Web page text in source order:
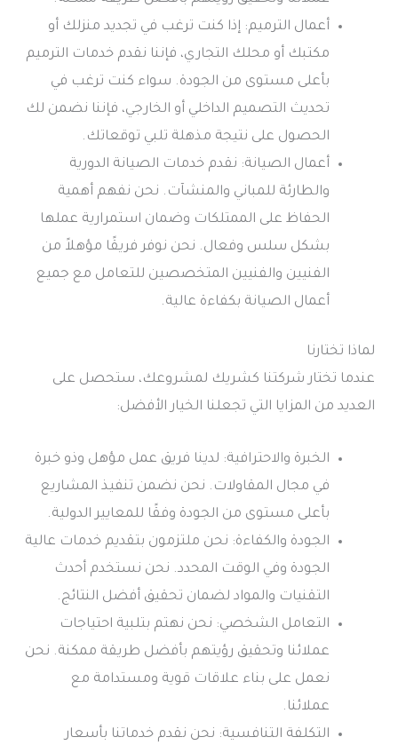
أعمال الترميم: إذا كنت ترغب في تجديد منزلك أو
مكتبك أو محلك التجاري، فإننا نقدم خدمات الترميم
بأعلى مستوى من الجودة. سواء كنت ترغب في
تحديث التصميم الداخلي أو الخارجي، فإننا نضمن لك
الحصول على نتيجة مذهلة تلبي توقعاتك.
أعمال الصيانة: نقدم خدمات الصيانة الدورية
والطارئة للمباني والمنشآت. نحن نفهم أهمية
الحفاظ على الممتلكات وضمان استمرارية عملها
بشكل سلس وفعال. نحن نوفر فريقًا مؤهلاً من
الفنيين والفنيين المتخصصين للتعامل مع جميع
أعمال الصيانة بكفاءة عالية.
لماذا تختارنا
عندما تختار شركتنا كشريك لمشروعك، ستحصل على
العديد من المزايا التي تجعلنا الخيار الأفضل:
الخبرة والاحترافية: لدينا فريق عمل مؤهل وذو خبرة
في مجال المقاولات. نحن نضمن تنفيذ المشاريع
بأعلى مستوى من الجودة وفقًا للمعايير الدولية.
الجودة والكفاءة: نحن ملتزمون بتقديم خدمات عالية
الجودة وفي الوقت المحدد. نحن نستخدم أحدث
التقنيات والمواد لضمان تحقيق أفضل النتائج.
التعامل الشخصي: نحن نهتم بتلبية احتياجات
عملائنا وتحقيق رؤيتهم بأفضل طريقة ممكنة. نحن
نعمل على بناء علاقات قوية ومستدامة مع
عملائنا.
التكلفة التنافسية: نحن نقدم خدماتنا بأسعار